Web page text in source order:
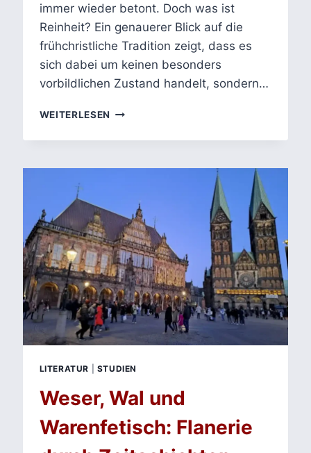
immer wieder betont. Doch was ist
Reinheit? Ein genauerer Blick auf die
frühchristliche Tradition zeigt, dass es
sich dabei um keinen besonders
vorbildlichen Zustand handelt, sondern…
WEITERLESEN DAS
UND
UNSICHTBARE
LITERATUR STUDIEN
Weser, Wal und
Warenfetisch: Flanerie